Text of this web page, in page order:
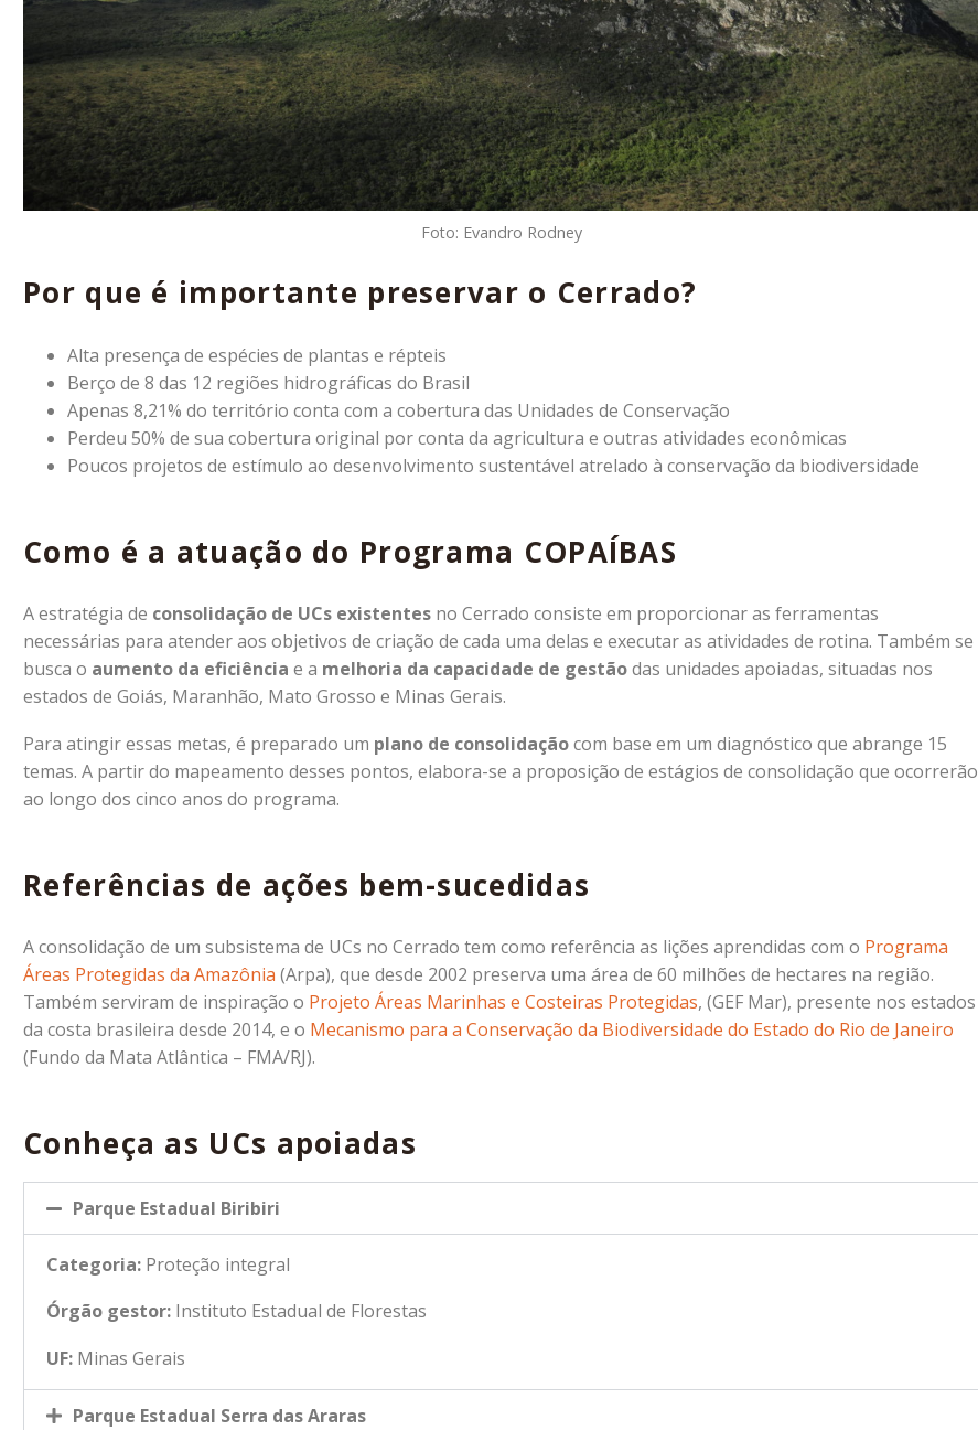
Foto: Evandro Rodney
Por que é importante preservar o Cerrado?
Alta presença de espécies de plantas e répteis
Berço de 8 das 12 regiões hidrográficas do Brasil
Apenas 8,21% do território conta com a cobertura das Unidades de Conservação
Perdeu 50% de sua cobertura original por conta da agricultura e outras atividades econômicas
Poucos projetos de estímulo ao desenvolvimento sustentável atrelado à conservação da biodiversidade
Como é a atuação do Programa COPAÍBAS
A estratégia de consolidação de UCs existentes no Cerrado consiste em proporcionar as ferramentas
necessárias para atender aos objetivos de criação de cada uma delas e executar as atividades de rotina. Também se
busca o aumento da eficiência e a melhoria da capacidade de gestãodas unidades apoiadas, situadas nos
estados de Goiás, Maranhão, Mato Grosso e Minas Gerais.
Para atingir essas metas, é preparado um plano de consolidaçãocom base em um diagnóstico que abrange 15
temas. A partir do mapeamento desses pontos, elabora-se a proposição de estágios de consolidação que ocorrerão
ao longo dos cinco anos do programa.
Referências de ações bem-sucedidas
A consolidação de um subsistema de UCs no Cerrado tem como referência as lições aprendidas com o Programa
Áreas Protegidas da Amazônia (Arpa), que desde 2002 preserva uma área de 60 milhões de hectares na região.
Também serviram de inspiração o Projeto Áreas Marinhas e Costeiras Protegidas, (GEF Mar), presente nos estados
da costa brasileira desde 2014, e o Mecanismo para a Conservação da Biodiversidade do Estado do Rio de Janeiro
(Fundo da Mata Atlântica – FMA/RJ).
Conheça as UCs apoiadas
Parque Estadual Biribiri
Categoria: Proteção integral
Órgão gestor: Instituto Estadual de Florestas
UF: Minas Gerais
Parque Estadual Serra das Araras